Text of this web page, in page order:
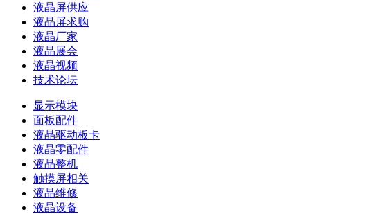
液晶屏供应
液晶屏求购
液晶厂家
液晶展会
液晶视频
技术论坛
显示模块
面板配件
液晶驱动板卡
液晶零配件
液晶整机
触摸屏相关
液晶维修
液晶设备